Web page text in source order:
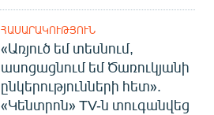
ՀԱՍԱՐԱԿՈՒԹՅՈՒՆ
«Առյուծ եմ տեսնում,
ասոցացնում եմ Ծառուկյանի
ընկերությունների հետ».
«Կենտրոն» TV-ն տուգանվեց